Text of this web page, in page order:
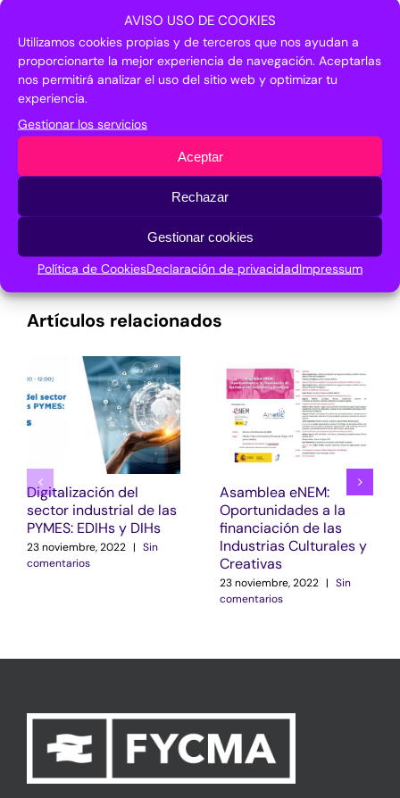
AVISO USO DE COOKIES
Utilizamos cookies propias y de terceros que nos ayudan a
proporcionarte la mejor experiencia de navegación. Aceptarlas
nos permitirá analizar el uso del sitio web y optimizar tu
experiencia.
Gestionar los servicios
Aceptar
Rechazar
Gestionar cookies
Política de CookiesDeclaración de privacidadImpressum
costes que esta situación de fuerza mayor
genera, y solo mientras esta se mantenga”,
apunta López Álvarez.
¡Comparte en tus redes sociales!
Artículos relacionados
Digitalización del
sector industrial de las
PYMES: EDIHs y DIHs
23 noviembre, 2022 | Sin
comentarios
Asamblea eNEM:
Oportunidades a la
financiación de las
Industrias Culturales y
Creativas
23 noviembre, 2022 | Sin
comentarios